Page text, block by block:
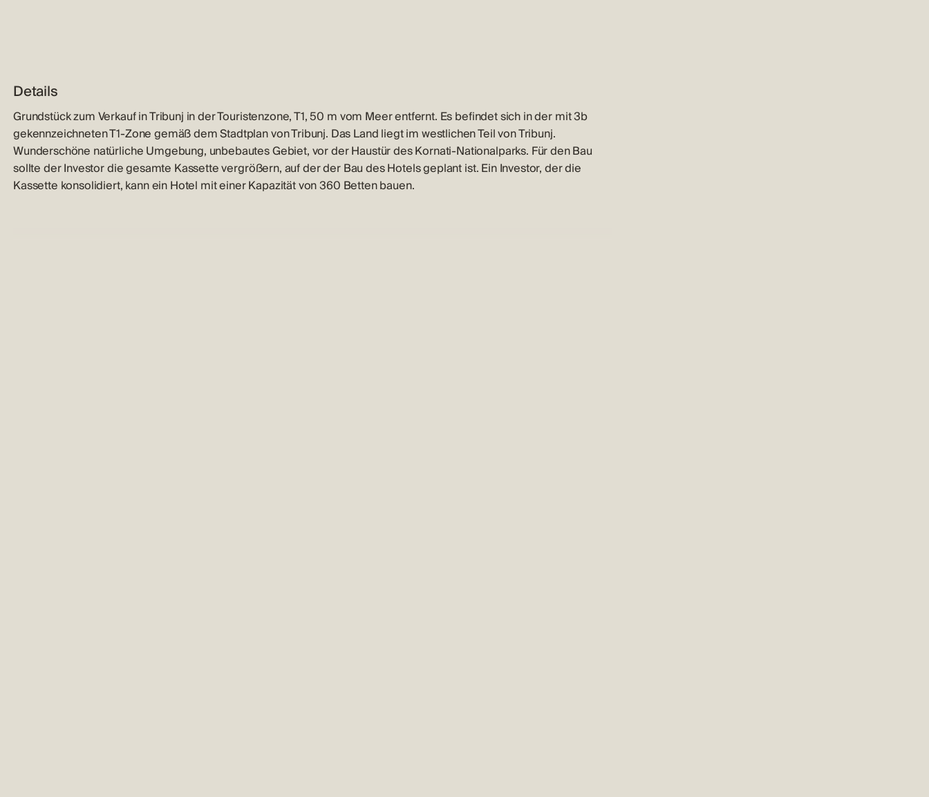
Details
Grundstück zum Verkauf in Tribunj in der Touristenzone, T1, 50 m vom Meer entfernt. Es befindet sich in der mit 3b
gekennzeichneten T1-Zone gemäß dem Stadtplan von Tribunj. Das Land liegt im westlichen Teil von Tribunj.
Wunderschöne natürliche Umgebung, unbebautes Gebiet, vor der Haustür des Kornati-Nationalparks. Für den Bau
sollte der Investor die gesamte Kassette vergrößern, auf der der Bau des Hotels geplant ist. Ein Investor, der die
Kassette konsolidiert, kann ein Hotel mit einer Kapazität von 360 Betten bauen.